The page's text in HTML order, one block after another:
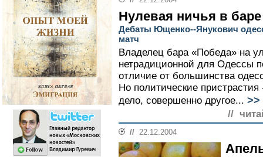
Нулевая ничья в
Дебаты Ющенко--Янукович
матч
Владелец бара «Победа» на
нетрадиционной для Одессы
отличие от большинства
Но политические
дело, совершенно другое... >>
//
// 22.12.2004